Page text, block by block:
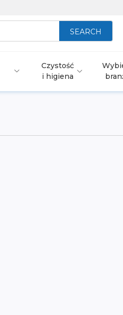
SEARCH
Czystość
i higiena